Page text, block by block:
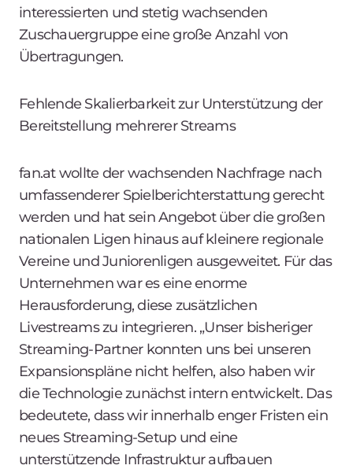
interessierten und stetig wachsenden
Zuschauergruppe eine große Anzahl von
Übertragungen.
Fehlende Skalierbarkeit zur Unterstützung der
Bereitstellung mehrerer Streams
fan.at wollte der wachsenden Nachfrage nach
umfassenderer Spielberichterstattung gerecht
werden und hat sein Angebot über die großen
nationalen Ligen hinaus auf kleinere regionale
Vereine und Juniorenligen ausgeweitet. Für das
Unternehmen war es eine enorme
Herausforderung, diese zusätzlichen
Livestreams zu integrieren. „Unser bisheriger
Streaming-Partner konnten uns bei unseren
Expansionspläne nicht helfen, also haben wir
die Technologie zunächst intern entwickelt. Das
bedeutete, dass wir innerhalb enger Fristen ein
neues Streaming-Setup und eine
unterstützende Infrastruktur aufbauen